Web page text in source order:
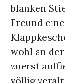
blanken
Freund
wohl an
zuerst
völlig